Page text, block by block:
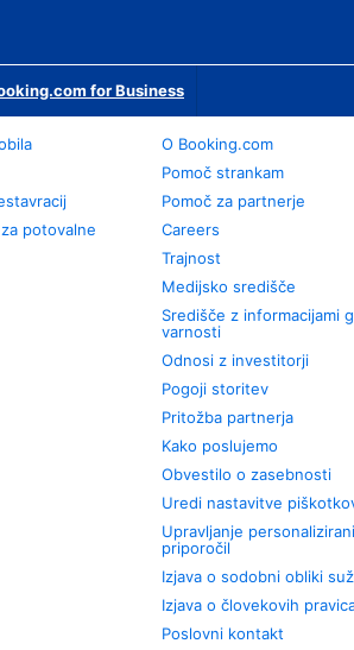
for Business
potovalne
O Booking.com
Pomoč strankam
Pomoč za partnerje
Careers
Trajnost
Medijsko središče
Središče z informacijami
varnosti
Odnosi z investitorji
Pogoji storitev
Pritožba partnerja
Kako poslujemo
Obvestilo o zasebnosti
Uredi nastavitve
Upravljanje
priporočil
Izjava o sodobni obliki
Izjava o človekovih
Poslovni kontakt